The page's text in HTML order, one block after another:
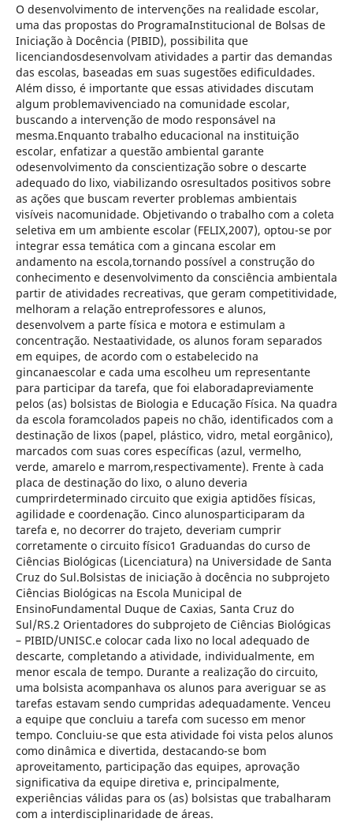
O desenvolvimento de intervenções na realidade escolar,
uma das propostas do ProgramaInstitucional de Bolsas de
Iniciação à Docência (PIBID), possibilita que
licenciandosdesenvolvam atividades a partir das demandas
das escolas, baseadas em suas sugestões edificuldades.
Além disso, é importante que essas atividades discutam
algum problemavivenciado na comunidade escolar,
buscando a intervenção de modo responsável na
mesma.Enquanto trabalho educacional na instituição
escolar, enfatizar a questão ambiental garante
odesenvolvimento da conscientização sobre o descarte
adequado do lixo, viabilizando osresultados positivos sobre
as ações que buscam reverter problemas ambientais
visíveis nacomunidade. Objetivando o trabalho com a coleta
seletiva em um ambiente escolar (FELIX,2007), optou-se por
integrar essa temática com a gincana escolar em
andamento na escola,tornando possível a construção do
conhecimento e desenvolvimento da consciência ambientala
partir de atividades recreativas, que geram competitividade,
melhoram a relação entreprofessores e alunos,
desenvolvem a parte física e motora e estimulam a
concentração. Nestaatividade, os alunos foram separados
em equipes, de acordo com o estabelecido na
gincanaescolar e cada uma escolheu um representante
para participar da tarefa, que foi elaboradapreviamente
pelos (as) bolsistas de Biologia e Educação Física. Na quadra
da escola foramcolados papeis no chão, identificados com a
destinação de lixos (papel, plástico, vidro, metal eorgânico),
marcados com suas cores específicas (azul, vermelho,
verde, amarelo e marrom,respectivamente). Frente à cada
placa de destinação do lixo, o aluno deveria
cumprirdeterminado circuito que exigia aptidões físicas,
agilidade e coordenação. Cinco alunosparticiparam da
tarefa e, no decorrer do trajeto, deveriam cumprir
corretamente o circuito físico1 Graduandas do curso de
Ciências Biológicas (Licenciatura) na Universidade de Santa
Cruz do Sul.Bolsistas de iniciação à docência no subprojeto
Ciências Biológicas na Escola Municipal de
EnsinoFundamental Duque de Caxias, Santa Cruz do
Sul/RS.2 Orientadores do subprojeto de Ciências Biológicas
– PIBID/UNISC.e colocar cada lixo no local adequado de
descarte, completando a atividade, individualmente, em
menor escala de tempo. Durante a realização do circuito,
uma bolsista acompanhava os alunos para averiguar se as
tarefas estavam sendo cumpridas adequadamente. Venceu
a equipe que concluiu a tarefa com sucesso em menor
tempo. Concluiu-se que esta atividade foi vista pelos alunos
como dinâmica e divertida, destacando-se bom
aproveitamento, participação das equipes, aprovação
significativa da equipe diretiva e, principalmente,
experiências válidas para os (as) bolsistas que trabalharam
com a interdisciplinaridade de áreas.